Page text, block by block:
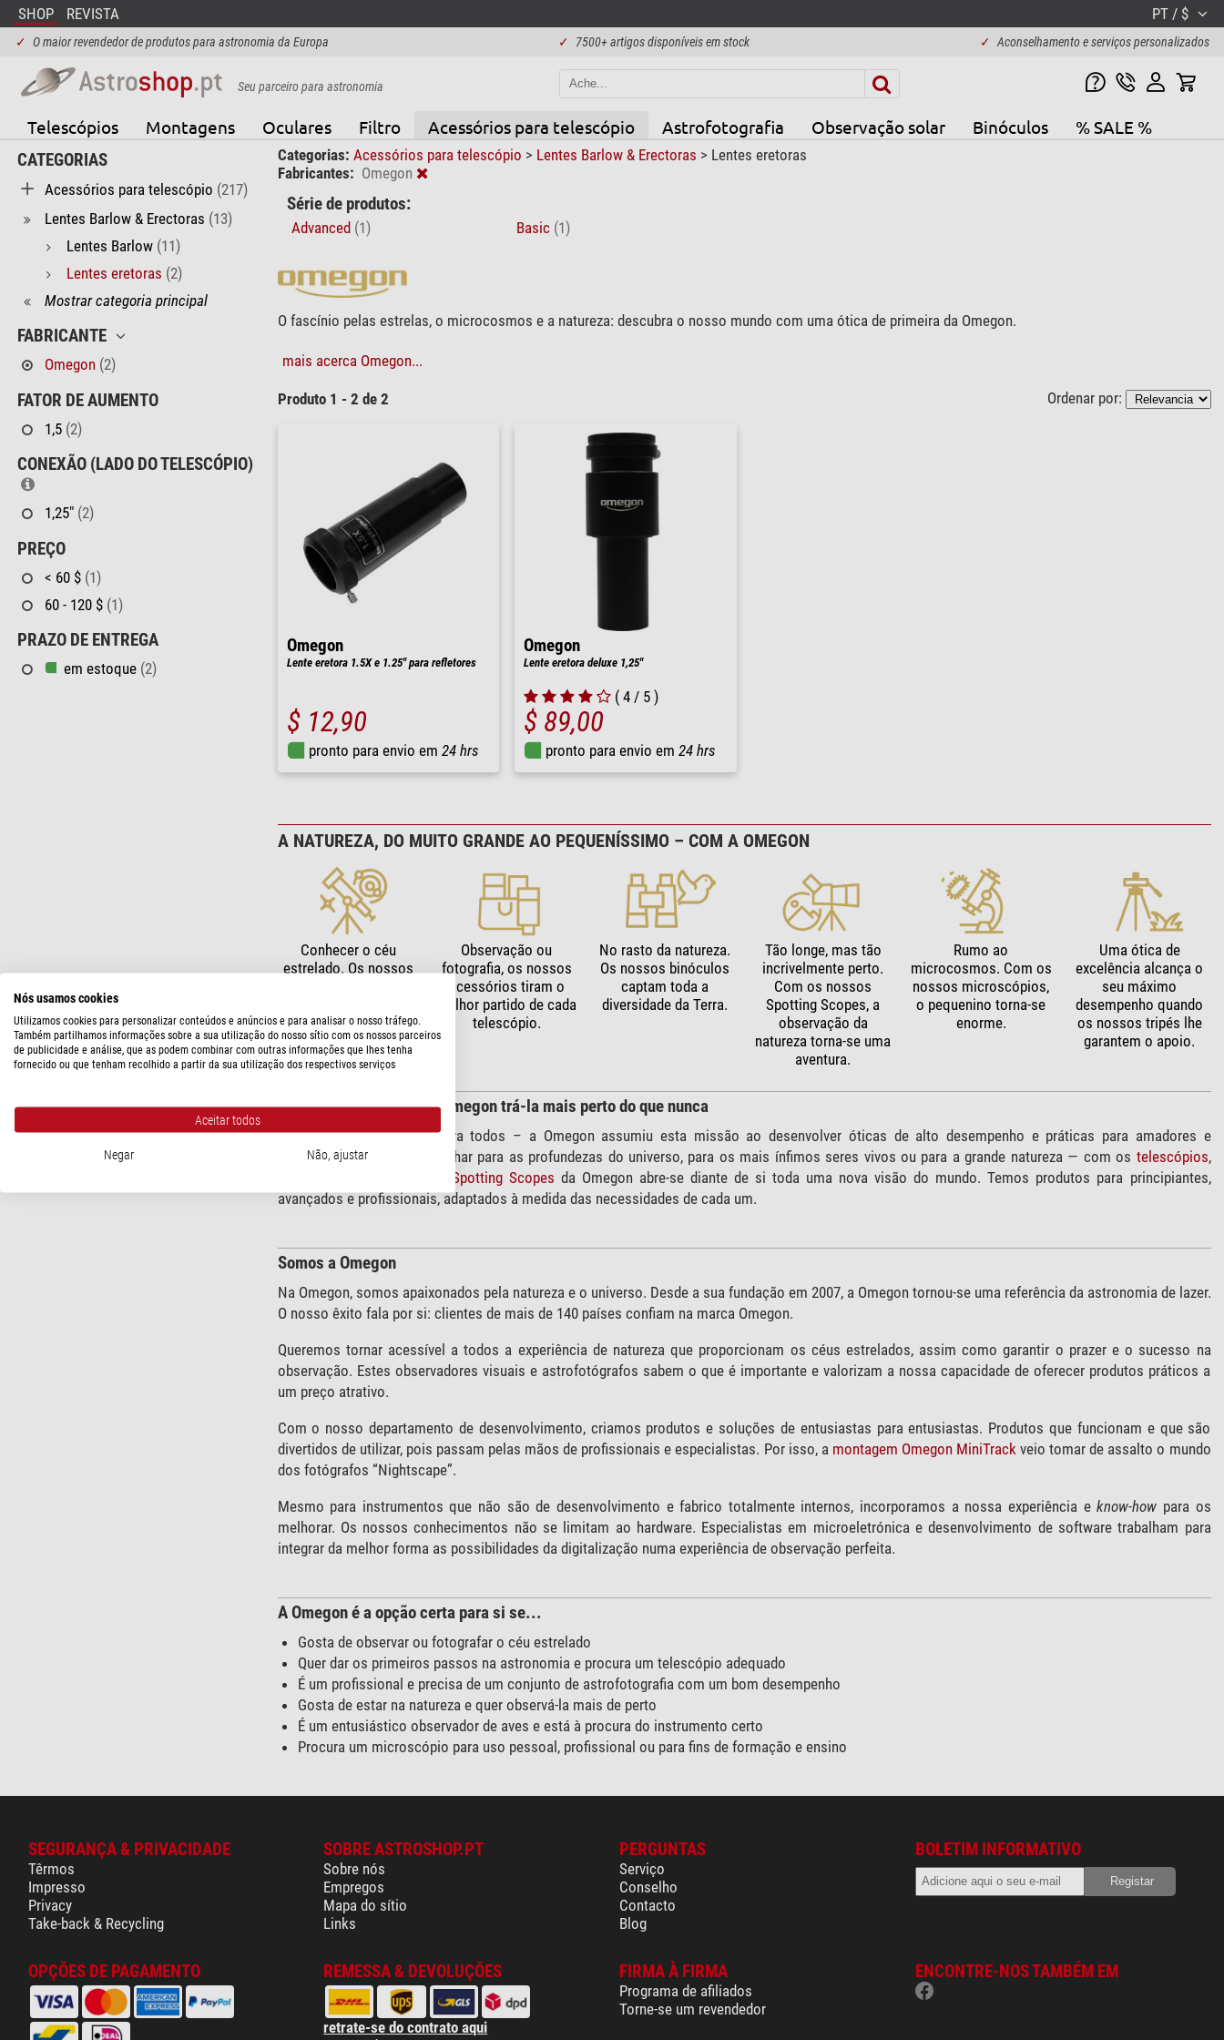
SHOP REVISTA PT / $
✓ O maior revendedor de produtos para astronomia da Europa ✓ 7500+ artigos disponíveis em stock ✓ Aconselhamento e serviços personalizados
Seu parceiro para astronomia
Telescópios Montagens Oculares Filtro Acessórios para telescópio Astrofotografia Observação solar Binóculos % SALE %
CATEGORIAS
Acessórios para telescópio (217)
Lentes Barlow & Erectoras (13)
Lentes Barlow (11)
Lentes eretoras (2)
Mostrar categoria principal
FABRICANTE
Omegon (2)
FATOR DE AUMENTO
1,5 (2)
CONEXÃO (LADO DO TELESCÓPIO)
1,25" (2)
PREÇO
< 60 $ (1)
60 - 120 $ (1)
PRAZO DE ENTREGA
em estoque (2)
Categorias: Acessórios para telescópio > Lentes Barlow & Erectoras > Lentes eretoras
Fabricantes: Omegon
Série de produtos:
Advanced (1) Basic (1)
O fascínio pelas estrelas, o microcosmos e a natureza: descubra o nosso mundo com uma ótica de primeira da Omegon.
mais acerca Omegon...
Produto 1 - 2 de 2 Ordenar por:
Omegon
Lente eretora 1.5X e 1.25" para refletores
$ 12,90
pronto para envio em 24 hrs
Omegon
Lente eretora deluxe 1,25"
( 4 / 5 )
$ 89,00
pronto para envio em 24 hrs
A NATUREZA, DO MUITO GRANDE AO PEQUENÍSSIMO – COM A OMEGON
Conhecer o céu
estrelado. Os nossos
galáxias.
Observação ou
fotografia, os nossos
acessórios tiram o
melhor partido de cada
telescópio.
No rasto da natureza.
Os nossos binóculos
captam toda a
diversidade da Terra.
Tão longe, mas tão
incrivelmente perto.
Com os nossos
Spotting Scopes, a
observação da
natureza torna-se uma
aventura.
Rumo ao
microcosmos. Com os
nossos microscópios,
o pequenino torna-se
enorme.
Uma ótica de
excelência alcança o
seu máximo
desempenho quando
os nossos tripés lhe
garantem o apoio.
A natureza chama – e a Omegon trá-la mais perto do que nunca
Observação da natureza para todos – a Omegon assumiu esta missão ao desenvolver óticas de alto desempenho e práticas para amadores e
profissionais. Quer prefira olhar para as profundezas do universo, para os mais ínfimos seres vivos ou para a grande natureza — com os telescópios,
Spotting Scopes da Omegon abre-se diante de si toda uma nova visão do mundo. Temos produtos para principiantes,
avançados e profissionais, adaptados à medida das necessidades de cada um.
Somos a Omegon
Na Omegon, somos apaixonados pela natureza e o universo. Desde a sua fundação em 2007, a Omegon tornou-se uma referência da astronomia de lazer.
O nosso êxito fala por si: clientes de mais de 140 países confiam na marca Omegon.
Queremos tornar acessível a todos a experiência de natureza que proporcionam os céus estrelados, assim como garantir o prazer e o sucesso na
observação. Estes observadores visuais e astrofotógrafos sabem o que é importante e valorizam a nossa capacidade de oferecer produtos práticos a
um preço atrativo.
Com o nosso departamento de desenvolvimento, criamos produtos e soluções de entusiastas para entusiastas. Produtos que funcionam e que são
divertidos de utilizar, pois passam pelas mãos de profissionais e especialistas. Por isso, a montagem Omegon MiniTrack veio tomar de assalto o mundo
dos fotógrafos “Nightscape”.
Mesmo para instrumentos que não são de desenvolvimento e fabrico totalmente internos, incorporamos a nossa experiência eknow-how para os
melhorar. Os nossos conhecimentos não se limitam ao hardware. Especialistas em microeletrónica e desenvolvimento de software trabalham para
integrar da melhor forma as possibilidades da digitalização numa experiência de observação perfeita.
A Omegon é a opção certa para si se...
Gosta de observar ou fotografar o céu estrelado
Quer dar os primeiros passos na astronomia e procura um telescópio adequado
É um profissional e precisa de um conjunto de astrofotografia com um bom desempenho
Gosta de estar na natureza e quer observá-la mais de perto
É um entusiástico observador de aves e está à procura do instrumento certo
Procura um microscópio para uso pessoal, profissional ou para fins de formação e ensino
SEGURANÇA & PRIVACIDADE
Têrmos
Impresso
Privacy
Take-back & Recycling
SOBRE ASTROSHOP.PT
Sobre nós
Empregos
Mapa do sítio
Links
PERGUNTAS
Serviço
Conselho
Contacto
Blog
BOLETIM INFORMATIVO
OPÇÕES DE PAGAMENTO REMESSA & DEVOLUÇÕES
retrate-se do contrato aqui
FIRMA À FIRMA
Programa de afiliados
Torne-se um revendedor
ENCONTRE-NOS TAMBÉM EM
Nós usamos cookies
Utilizamos cookies para personalizar conteúdos e anúncios e para analisar o nosso tráfego.
Também partilhamos informações sobre a sua utilização do nosso sítio com os nossos parceiros
de publicidade e análise, que as podem combinar com outras informações que lhes tenha
fornecido ou que tenham recolhido a partir da sua utilização dos respectivos serviços
Aceitar todos
Negar Não, ajustar